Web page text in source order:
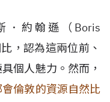
．約翰遜（Boris
，認為這兩位前、
個人魅力。然而，
會倫敦的資源自然比